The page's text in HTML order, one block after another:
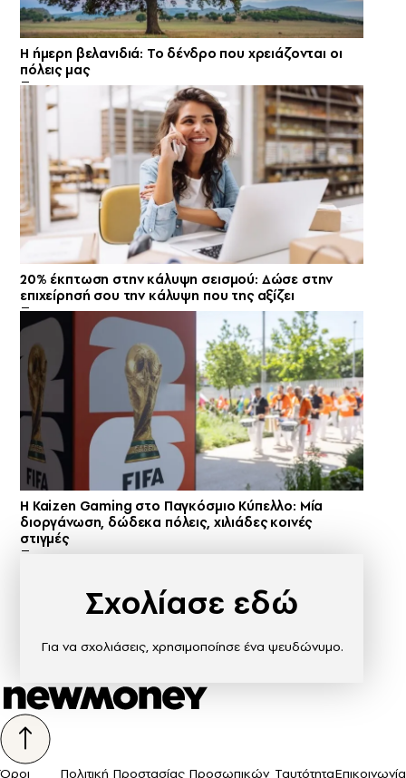
Η ήμερη βελανιδιά: Το δένδρο που χρειάζονται οι
πόλεις μας
20% έκπτωση στην κάλυψη σεισμού: Δώσε στην
επιχείρησή σου την κάλυψη που της αξίζει
H Kaizen Gaming στο Παγκόσμιο Kύπελλο: Μία
διοργάνωση, δώδεκα πόλεις, χιλιάδες κοινές
στιγμές
Σχολίασε εδώ
Για να σχολιάσεις, χρησιμοποίησε ένα ψευδώνυμο.
Όροι Πολιτική Προστασίας Προσωπικών ΤαυτότηταΕπικοινωνία